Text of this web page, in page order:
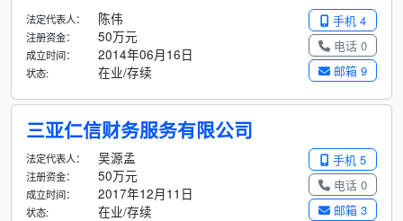
手机 4
电话 0
邮箱 9
法定代表人： 陈伟
注册资金： 50万元
成立时间： 2014年06月16日
状态: 在业/存续
三亚仁信财务服务有限公司
手机 5
电话 0
邮箱 3
法定代表人： 吴源孟
注册资金： 50万元
成立时间： 2017年12月11日
状态: 在业/存续